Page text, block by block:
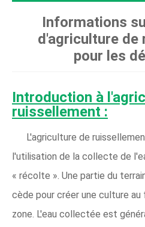
Informations
d'agriculture de
pour les
Introduction à
ruissellement :
L'agriculture de
l'utilisation de la collecte de
« récolte ». Une partie du
cède pour créer une culture au
zone. L'eau collectée est